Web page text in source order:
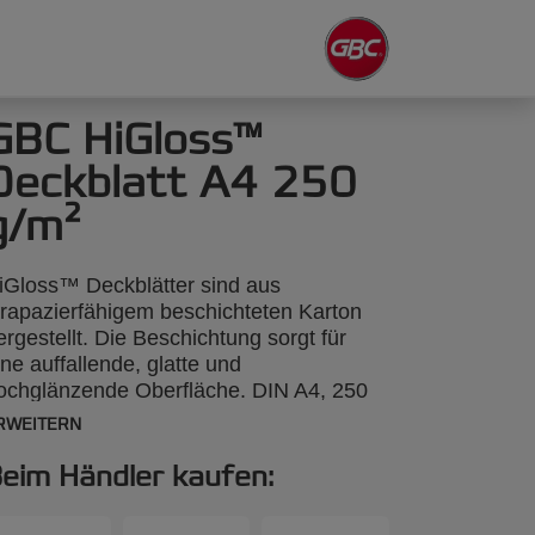
HiGloss™
A4 250
m²
Deckblätter sind aus
beschichteten Karton
Die Beschichtung sorgt für
auffallende, glatte und
Oberfläche. DIN A4, 250
25 Stück.
Händler kaufen: